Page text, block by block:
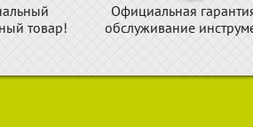
товар!
Официальная
обслуживание